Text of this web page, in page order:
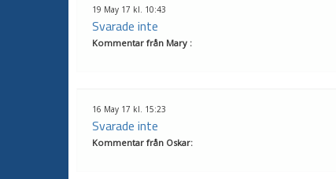
19 May 17 kl. 10:43
Svarade inte
Kommentar från Mary :
16 May 17 kl. 15:23
Svarade inte
Kommentar från Oskar: